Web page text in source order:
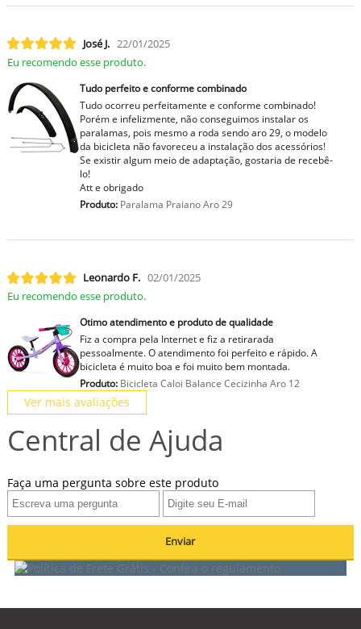
José J. 22/01/2025
Eu recomendo esse produto.
Tudo perfeito e conforme combinado
Tudo ocorreu perfeitamente e conforme combinado!
Porém e infelizmente, não conseguimos instalar os
paralamas, pois mesmo a roda sendo aro 29, o modelo
da bicicleta não favoreceu a instalação dos acessórios!
Se existir algum meio de adaptação, gostaria de recebê-
lo!
Att e obrigado
Produto:Paralama Praiano Aro 29
Leonardo F. 02/01/2025
Eu recomendo esse produto.
Otimo atendimento e produto de qualidade
Fiz a compra pela Internet e fiz a retirarada
pessoalmente. O atendimento foi perfeito e rápido. A
bicicleta é muito boa e foi muito bem montada.
Produto:Bicicleta Caloi Balance Cecizinha Aro 12
Ver mais avaliações
Central de Ajuda
Faça uma pergunta sobre este produto
Enviar